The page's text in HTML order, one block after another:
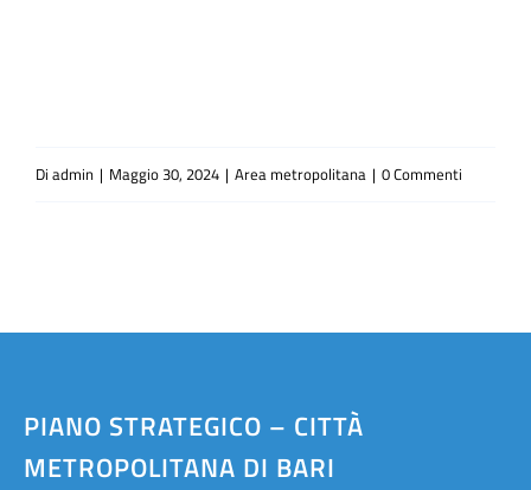
Di admin | Maggio 30, 2024 | Area metropolitana | 0 Commenti
PIANO STRATEGICO – CITTÀ
METROPOLITANA DI BARI